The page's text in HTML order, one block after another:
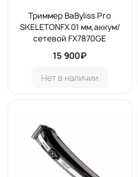
Триммер BaByliss Pro
SKELETONFX 01 мм,аккум/
сетевой FX7870GE
15 900₽
Нет в наличии